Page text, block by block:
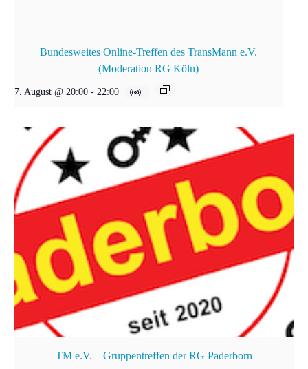
Bundesweites Online-Treffen des TransMann e.V.
(Moderation RG Köln)
7. August @ 20:00 - 22:00
TM e.V. – Gruppentreffen der RG Paderborn